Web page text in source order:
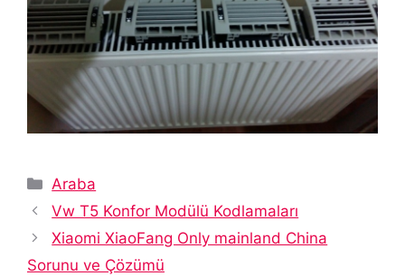
Kategoriler
Araba
Vw T5 Konfor Modülü Kodlamaları
Xiaomi XiaoFang Only mainland China
Sorunu ve Çözümü